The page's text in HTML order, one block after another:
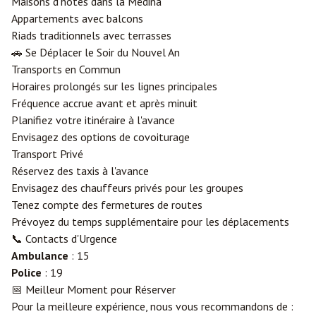
Appartements avec balcons
Riads traditionnels avec terrasses
🚗 Se Déplacer le Soir du Nouvel An
Transports en Commun
Horaires prolongés sur les lignes principales
Fréquence accrue avant et après minuit
Planifiez votre itinéraire à l'avance
Envisagez des options de covoiturage
Transport Privé
Réservez des taxis à l'avance
Envisagez des chauffeurs privés pour les groupes
Tenez compte des fermetures de routes
Prévoyez du temps supplémentaire pour les déplacements
📞 Contacts d'Urgence
Ambulance : 15
Police : 19
📅 Meilleur Moment pour Réserver
Pour la meilleure expérience, nous vous recommandons de :